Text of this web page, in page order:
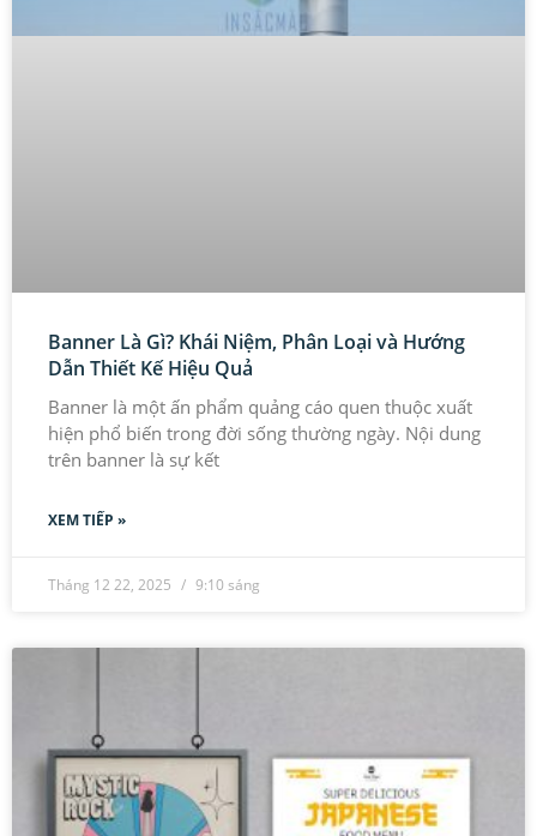
Banner Là Gì? Khái Niệm, Phân Loại và Hướng
Dẫn Thiết Kế Hiệu Quả
Banner là một ấn phẩm quảng cáo quen thuộc xuất
hiện phổ biến trong đời sống thường ngày. Nội dung
trên banner là sự kết
XEM TIẾP »
Tháng 12 22, 2025 9:10 sáng